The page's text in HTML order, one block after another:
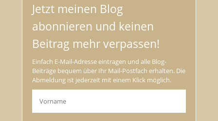
Jetzt meinen Blog
abonnieren und keinen
Beitrag mehr verpassen!
Einfach E-Mail-Adresse eintragen und alle Blog-
Beiträge bequem über Ihr Mail-Postfach erhalten. Die
Abmeldung ist jederzeit mit einem Klick möglich.